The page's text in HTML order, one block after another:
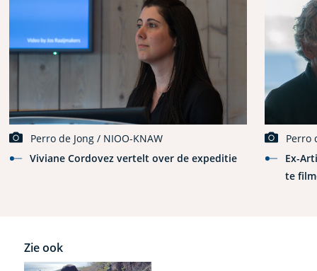
Perro de Jong / NIOO-KNAW
Viviane Cordovez vertelt over de expeditie
Perro
Ex-
te
Zie ook